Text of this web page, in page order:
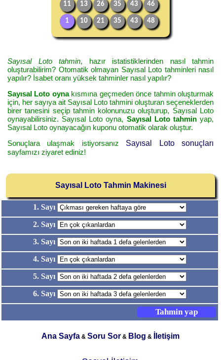
11 13 26 35 43 46
1 10 21 35 43 48
Sayısal Loto tahmin, hazır istatistiklerinden nasıl tahmin
oluşturabilirim? Otomatik olmayan Sayısal Loto tahminleri nasıl
yapılır? İsabet oranı yüksek tahminler nasıl yapılır?
Sayısal Loto oynakısmına geçmeden önce tahmin oluşturmak
için, her sayıya ait Sayısal Loto tahmini oluşturan seçeneklerden
birer tanesini seçip tahmin kolonunuzu oluşturup, Sayısal Loto
oynayabilirsiniz. Sayısal Loto oyna, Sayısal Loto tahminyap,
Sayısal Loto oynayacağın kuponu otomatik olarak oluştur.
Sonuçlara ulaşmak istiyorsanız Sayısal Loto sonuçları
sayfamızı ziyaret ediniz!
Sayısal Loto Tahmin Makinesi
1. Sayı
2. Sayı
3. Sayı
4. Sayı
5. Sayı
6. Sayı
Ana Sayfa& Soru Sor& Blog & İletişim